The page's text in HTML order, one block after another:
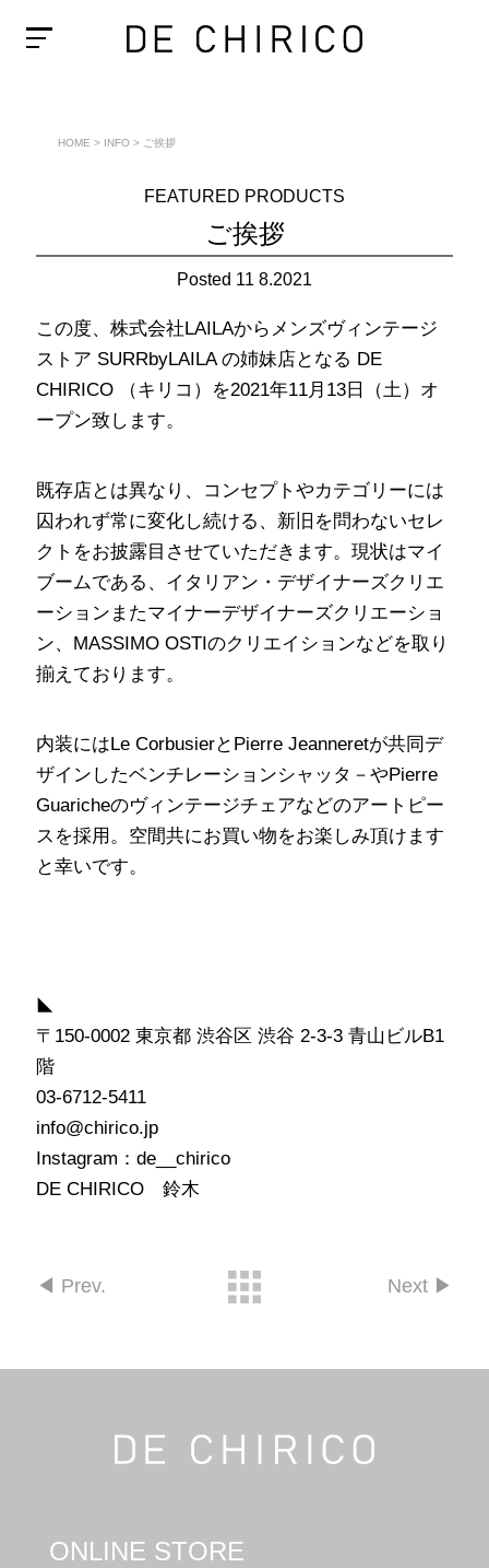
HOME > INFO> ご挨拶
FEATURED PRODUCTS
ご挨拶
Posted 11 8.2021
この度、株式会社LAILAからメンズヴィンテージ
ストア SURRbyLAILA の姉妹店となる DE
CHIRICO （キリコ）を2021年11月13日（土）オ
ープン致します。
既存店とは異なり、コンセプトやカテゴリーには
囚われず常に変化し続ける、新旧を問わないセレ
クトをお披露目させていただきます。現状はマイ
ブームである、イタリアン・デザイナーズクリエ
ーションまたマイナーデザイナーズクリエーショ
ン、MASSIMO OSTIのクリエイションなどを取り
揃えております。
内装にはLe CorbusierとPierre Jeanneretが共同デ
ザインしたベンチレーションシャッタ－やPierre
Guaricheのヴィンテージチェアなどのアートピー
スを採用。空間共にお買い物をお楽しみ頂けます
と幸いです。
◣
〒150-0002 東京都 渋谷区 渋谷 2-3-3 青山ビルB1
階
03-6712-5411
info@chirico.jp
Instagram：de__chirico
DE CHIRICO 鈴木
◀︎ Prev. Next ▶︎︎
ONLINE STORE